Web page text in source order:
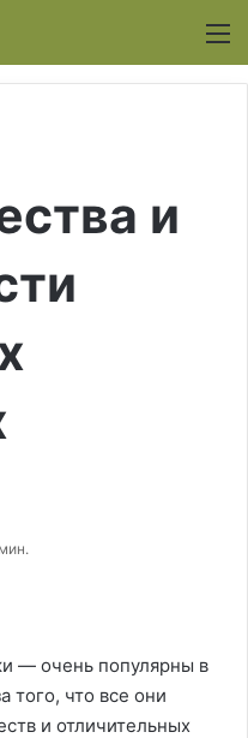
и
— очень популярны в
того, что все они
и отличительных